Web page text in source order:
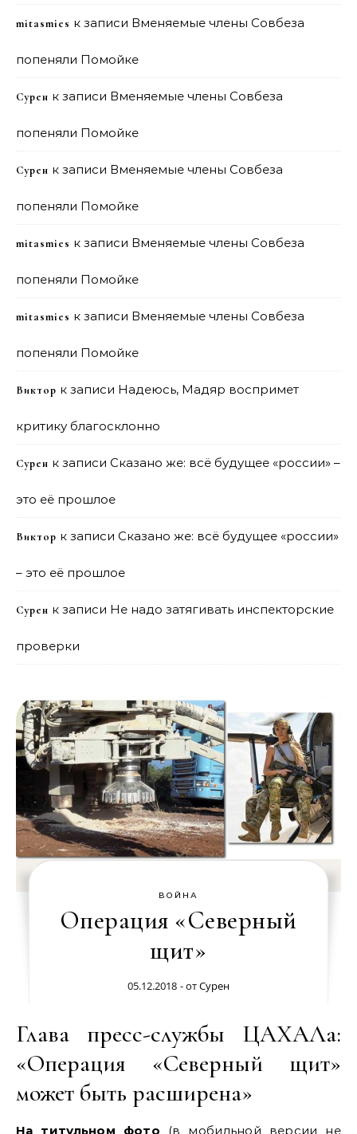
mitasmies к записи Вменяемые члены Совбеза
попеняли Помойке
Сурен к записи Вменяемые члены Совбеза
попеняли Помойке
Сурен к записи Вменяемые члены Совбеза
попеняли Помойке
mitasmies к записи Вменяемые члены Совбеза
попеняли Помойке
mitasmies к записи Вменяемые члены Совбеза
попеняли Помойке
Виктор к записи Надеюсь, Мадяр воспримет
критику благосклонно
Сурен к записи Сказано же: всё будущее «россии» –
это её прошлое
Виктор к записи Сказано же: всё будущее «россии»
– это её прошлое
Сурен к записи Не надо затягивать инспекторские
проверки
ВОЙНА
Операция «Северный
щит»
05.12.2018 - отСурен
Глава пресс-службы ЦАХАЛа:
«Операция «Северный щит»
может быть расширена»
На титульном фото (в мобильной версии не